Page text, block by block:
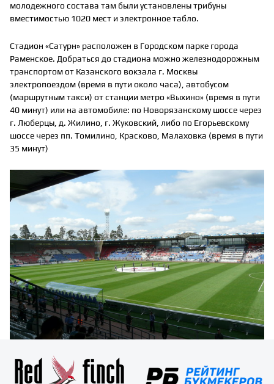
молодежного состава там были установлены трибуны
вместимостью 1020 мест и электронное табло.
Стадион «Сатурн» расположен в Городском парке города
Раменское. Добраться до стадиона можно железнодорожным
транспортом от Казанского вокзала г. Москвы
электропоездом (время в пути около часа), автобусом
(маршрутным такси) от станции метро «Выхино» (время в пути
40 минут) или на автомобиле: по Новорязанскому шоссе через
г. Люберцы, д. Жилино, г. Жуковский, либо по Егорьевскому
шоссе через пп. Томилино, Красково, Малаховка (время в пути
35 минут)